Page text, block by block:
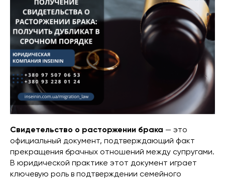
Свидетельство о расторжении брака — это
официальный документ, подтверждающий факт
прекращения брачных отношений между супругами.
В юридической практике этот документ играет
ключевую роль в подтверждении семейного